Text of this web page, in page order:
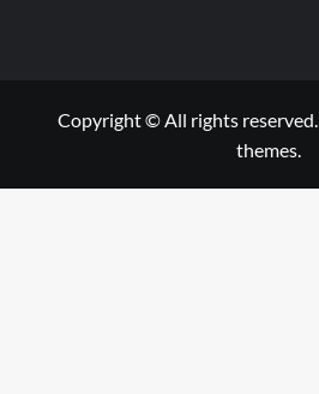
Copyright © All rights reserved.
themes.